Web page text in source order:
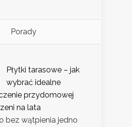
Porady
Płytki tarasowe – jak
wybrać idealne
przydomowej
na lata
bez wątpienia jedno